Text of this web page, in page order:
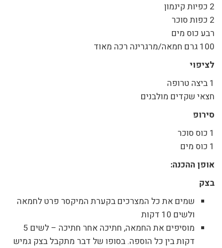
2 כפיות קינמון
2 כפות סוכר
רבע כוס מים
100 גרם חמאה/מרגרינה רכה מאוד
לציפוי
1 ביצה טרופה
חצאי שקדים מולבנים
סירופ
1 כוס סוכר
1 כוס מים
אופן ההכנה:
בצק
שמים את כל המצרכים בקערת המיקסר פרט לחמאה
ולשים 10 דקות
מוסיפים את החמאה, חתיכה אחר חתיכה – לשים 5
דקות בין כל הוספה. בסופו של דבר מתקבל בצק גמיש